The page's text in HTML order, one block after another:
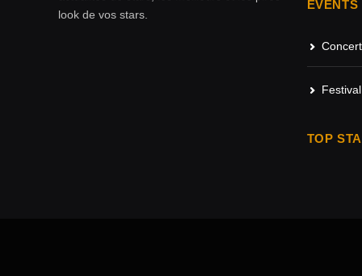
look de vos stars.
EVENTS
Concert
Festival
TOP